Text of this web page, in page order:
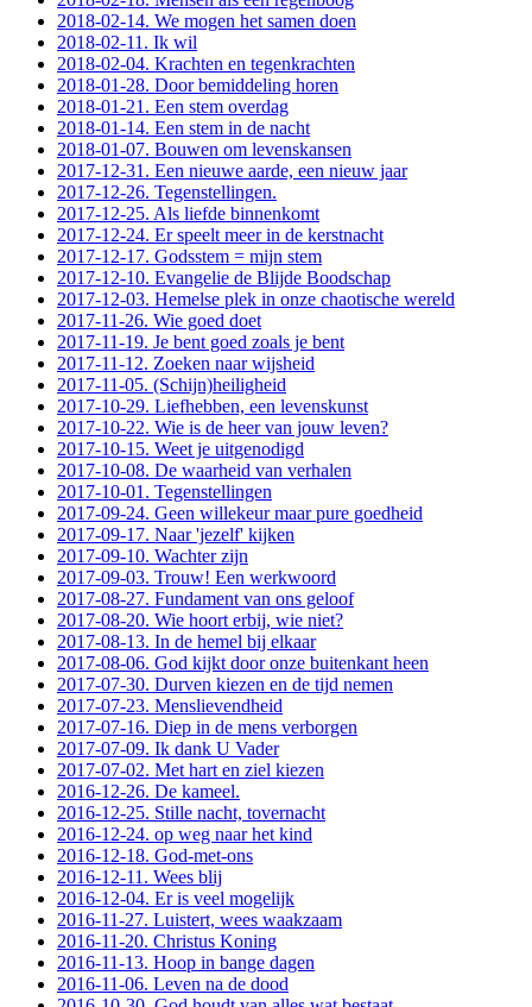
2018-02-14. We mogen het samen doen
2018-02-11. Ik wil
2018-02-04. Krachten en tegenkrachten
2018-01-28. Door bemiddeling horen
2018-01-21. Een stem overdag
2018-01-14. Een stem in de nacht
2018-01-07. Bouwen om levenskansen
2017-12-31. Een nieuwe aarde, een nieuw jaar
2017-12-26. Tegenstellingen.
2017-12-25. Als liefde binnenkomt
2017-12-24. Er speelt meer in de kerstnacht
2017-12-17. Godsstem = mijn stem
2017-12-10. Evangelie de Blijde Boodschap
2017-12-03. Hemelse plek in onze chaotische wereld
2017-11-26. Wie goed doet
2017-11-19. Je bent goed zoals je bent
2017-11-12. Zoeken naar wijsheid
2017-11-05. (Schijn)heiligheid
2017-10-29. Liefhebben, een levenskunst
2017-10-22. Wie is de heer van jouw leven?
2017-10-15. Weet je uitgenodigd
2017-10-08. De waarheid van verhalen
2017-10-01. Tegenstellingen
2017-09-24. Geen willekeur maar pure goedheid
2017-09-17. Naar 'jezelf' kijken
2017-09-10. Wachter zijn
2017-09-03. Trouw! Een werkwoord
2017-08-27. Fundament van ons geloof
2017-08-20. Wie hoort erbij, wie niet?
2017-08-13. In de hemel bij elkaar
2017-08-06. God kijkt door onze buitenkant heen
2017-07-30. Durven kiezen en de tijd nemen
2017-07-23. Menslievendheid
2017-07-16. Diep in de mens verborgen
2017-07-09. Ik dank U Vader
2017-07-02. Met hart en ziel kiezen
2016-12-26. De kameel.
2016-12-25. Stille nacht, tovernacht
2016-12-24. op weg naar het kind
2016-12-18. God-met-ons
2016-12-11. Wees blij
2016-12-04. Er is veel mogelijk
2016-11-27. Luistert, wees waakzaam
2016-11-20. Christus Koning
2016-11-13. Hoop in bange dagen
2016-11-06. Leven na de dood